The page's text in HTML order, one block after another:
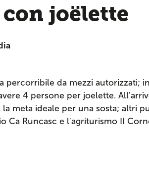
joëlette
percorribile da mezzi autorizzati;
4 persone per joelette.
meta ideale per una sosta; altri
Ca Runcasc e l'agriturismo Il